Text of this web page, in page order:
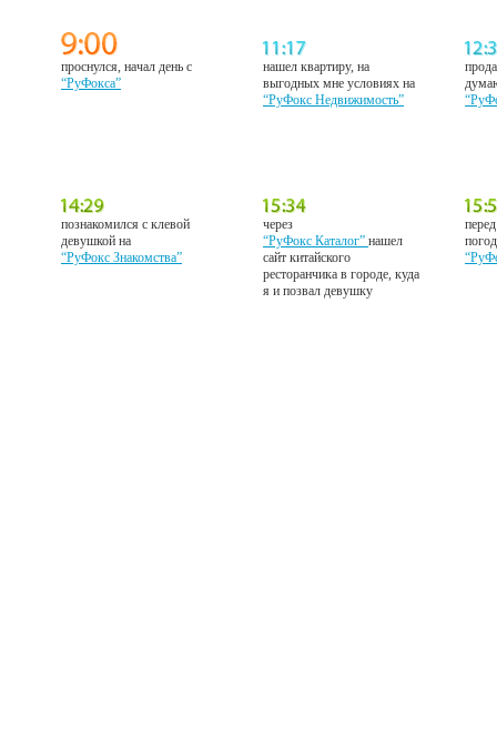
проснулся, начал день с
“РуФокса”
нашел квартиру, на
выгодных мне условиях на
“РуФокс Недвижимость”
познакомился с клевой
девушкой на
“РуФокс Знакомства”
через
“РуФокс Каталог”нашел
сайт китайского
ресторанчика в городе, куда
я и позвал девушку